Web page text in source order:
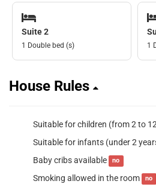
Suite 2
1 Double bed (s) 1
House Rules
Suitable for children (from 2 to
Suitable for infants (under 2
Baby cribs available no
Smoking allowed in the room no